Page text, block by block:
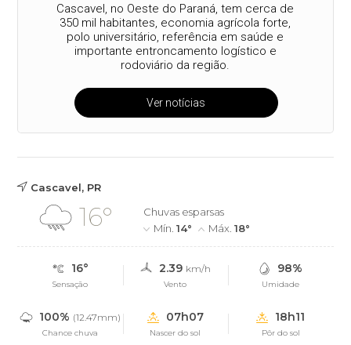
Cascavel, no Oeste do Paraná, tem cerca de
350 mil habitantes, economia agrícola forte,
polo universitário, referência em saúde e
importante entroncamento logístico e
rodoviário da região.
Ver notícias
Cascavel, PR
16°
Chuvas esparsas
Mín.14° Máx.18°
16°
Sensação
2.39 km/h
Vento
98%
Umidade
100% (12.47mm)
Chance chuva
07h07
Nascer do sol
18h11
Pôr do sol